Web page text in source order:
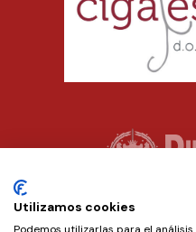
Utilizamos cookies